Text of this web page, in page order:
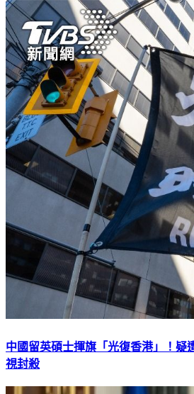
中國留英碩士揮旗「光復香港」！
視封殺